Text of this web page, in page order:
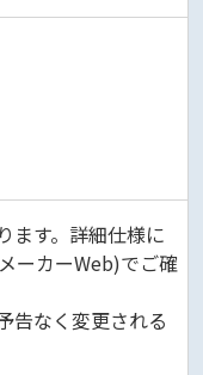
ます。詳細仕様に
ーカーWeb)でご確
告なく変更される